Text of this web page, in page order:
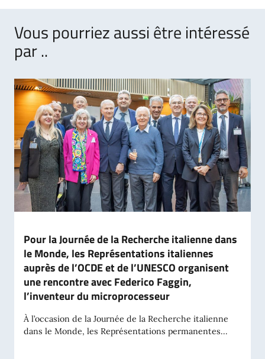
Vous pourriez aussi être intéressé
par ..
Pour la Journée de la Recherche italienne dans
le Monde, les Représentations italiennes
auprès de l’OCDE et de l’UNESCO organisent
une rencontre avec Federico Faggin,
l’inventeur du microprocesseur
À l’occasion de la Journée de la Recherche italienne
dans le Monde, les Représentations permanentes...